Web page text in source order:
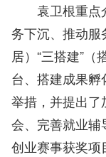
袁卫根重点
务下沉、推动服
居）“三搭建”
台、搭建成果
举措，并提出
会、完善就业
创业赛事获奖